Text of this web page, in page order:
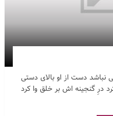
نباشد دست از او بالای دستی
درِ گنجینه اش بر خلق وا کرد